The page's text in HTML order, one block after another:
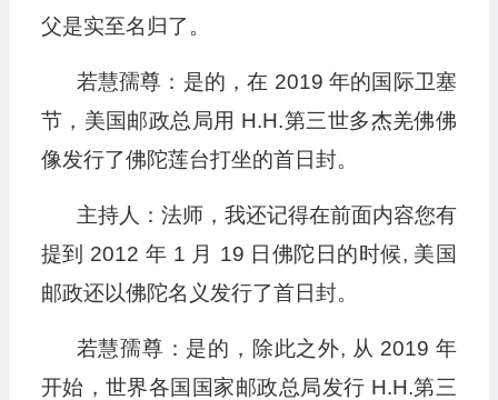
父是实至名归了。
若慧孺尊：是的，在 2019 年的国际卫塞
节，美国邮政总局用 H.H.第三世多杰羌佛佛
像发行了佛陀莲台打坐的首日封。
主持人：法师，我还记得在前面内容您有
提到 2012 年 1 月 19 日佛陀日的时候, 美国
邮政还以佛陀名义发行了首日封。
若慧孺尊：是的，除此之外, 从 2019 年
开始，世界各国国家邮政总局发行 H.H.第三